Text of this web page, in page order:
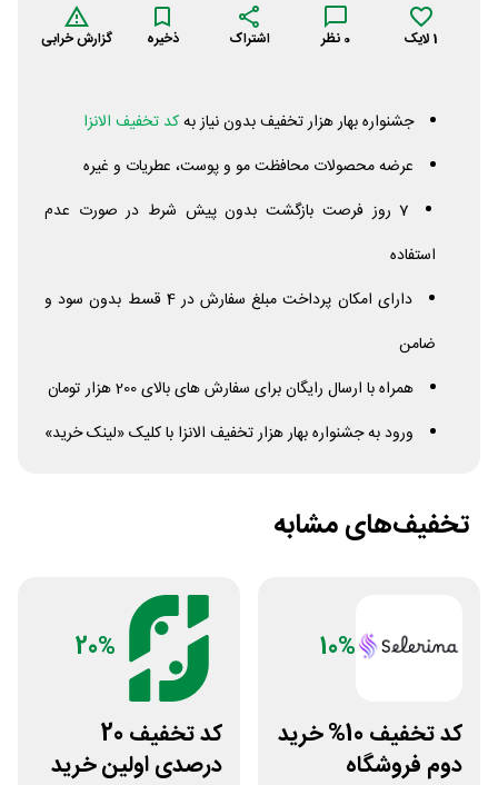
1لایک 0 نظر اشتراک ذخیره گزارش خرابی
جشنواره بهار هزار تخفیف بدون نیاز بهکد تخفیف الانزا
عرضه محصولات محافظت مو و پوست، عطریات و غیره
7 روز فرصت بازگشت بدون پیش شرط در صورت عدم
استفاده
دارای امکان پرداخت مبلغ سفارش در 4 قسط بدون سود و
ضامن
همراه با ارسال رایگان برای سفارش های بالای 200 هزار تومان
ورود به جشنواره بهار هزار تخفیف الانزا با کلیک «لینک خرید»
تخفیف‌های مشابه
10%
کد تخفیف 10% خرید
دوم فروشگاه
20%
کد تخفیف 20
درصدی اولین خرید